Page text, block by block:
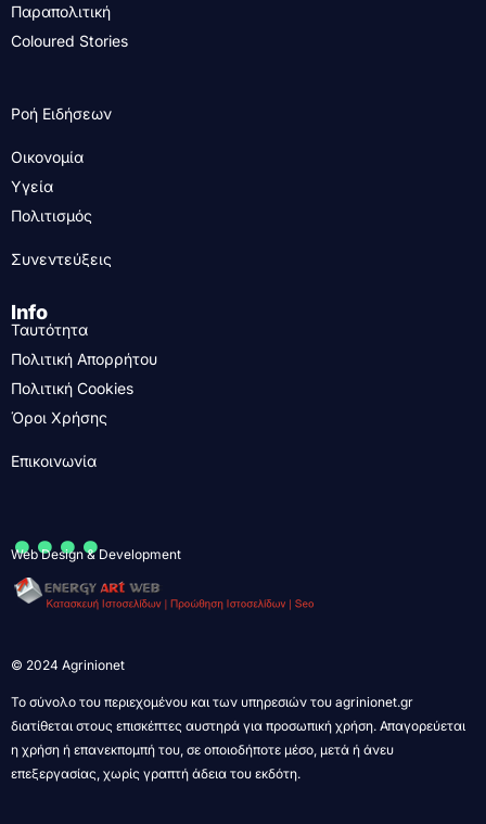
Παραπολιτική
Coloured Stories
Ροή Ειδήσεων
Οικονομία
Υγεία
Πολιτισμός
Συνεντεύξεις
Info
Ταυτότητα
Πολιτική Απορρήτου
Πολιτική Cookies
Όροι Χρήσης
Επικοινωνία
....
Web Design & Development
© 2024 Agrinionet
Το σύνολο του περιεχομένου και των υπηρεσιών του agrinionet.gr
διατίθεται στους επισκέπτες αυστηρά για προσωπική χρήση. Απαγορεύεται
η χρήση ή επανεκπομπή του, σε οποιοδήποτε μέσο, μετά ή άνευ
επεξεργασίας, χωρίς γραπτή άδεια του εκδότη.